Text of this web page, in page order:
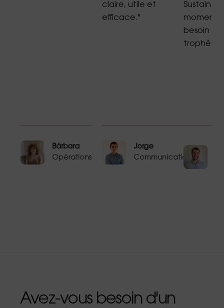
Bárbara
Opérations
claire, utile et
efficace."
Jorge
Communication
Sustain
moment
besoin
trophée."
Avez-vous besoin d'un